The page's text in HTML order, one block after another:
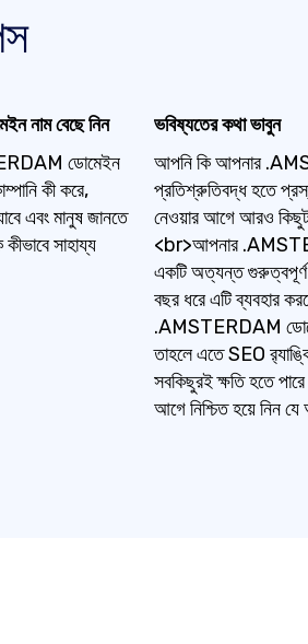
নাম বেছে নিন
ডোমেইন
কী করে,
এবং মানুষ জানতে
সাহায্য
ভবিষ্যতের কথা ভাবুন
আপনি কি আপনার
প্রতিশ্রুতিবদ্ধ হতে
নেওয়ার আগে আরও
<br>আপনার
একটি অত্যন্ত
বছর ধরে এটি ব্যবহার
.AMSTERDAM
তাহলে এতে SEO
সবকিছুরই ক্ষতি হতে
আগে নিশ্চিত হয়ে নিন